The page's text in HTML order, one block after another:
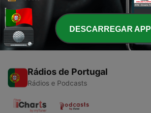
12 mar. 2020
Rádios de Portugal
Rádios e Podcasts
DESCARREGAR APP